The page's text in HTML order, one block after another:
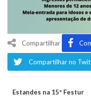
Compartilhar
Compartilhar no
Estandes na 15ª Festur